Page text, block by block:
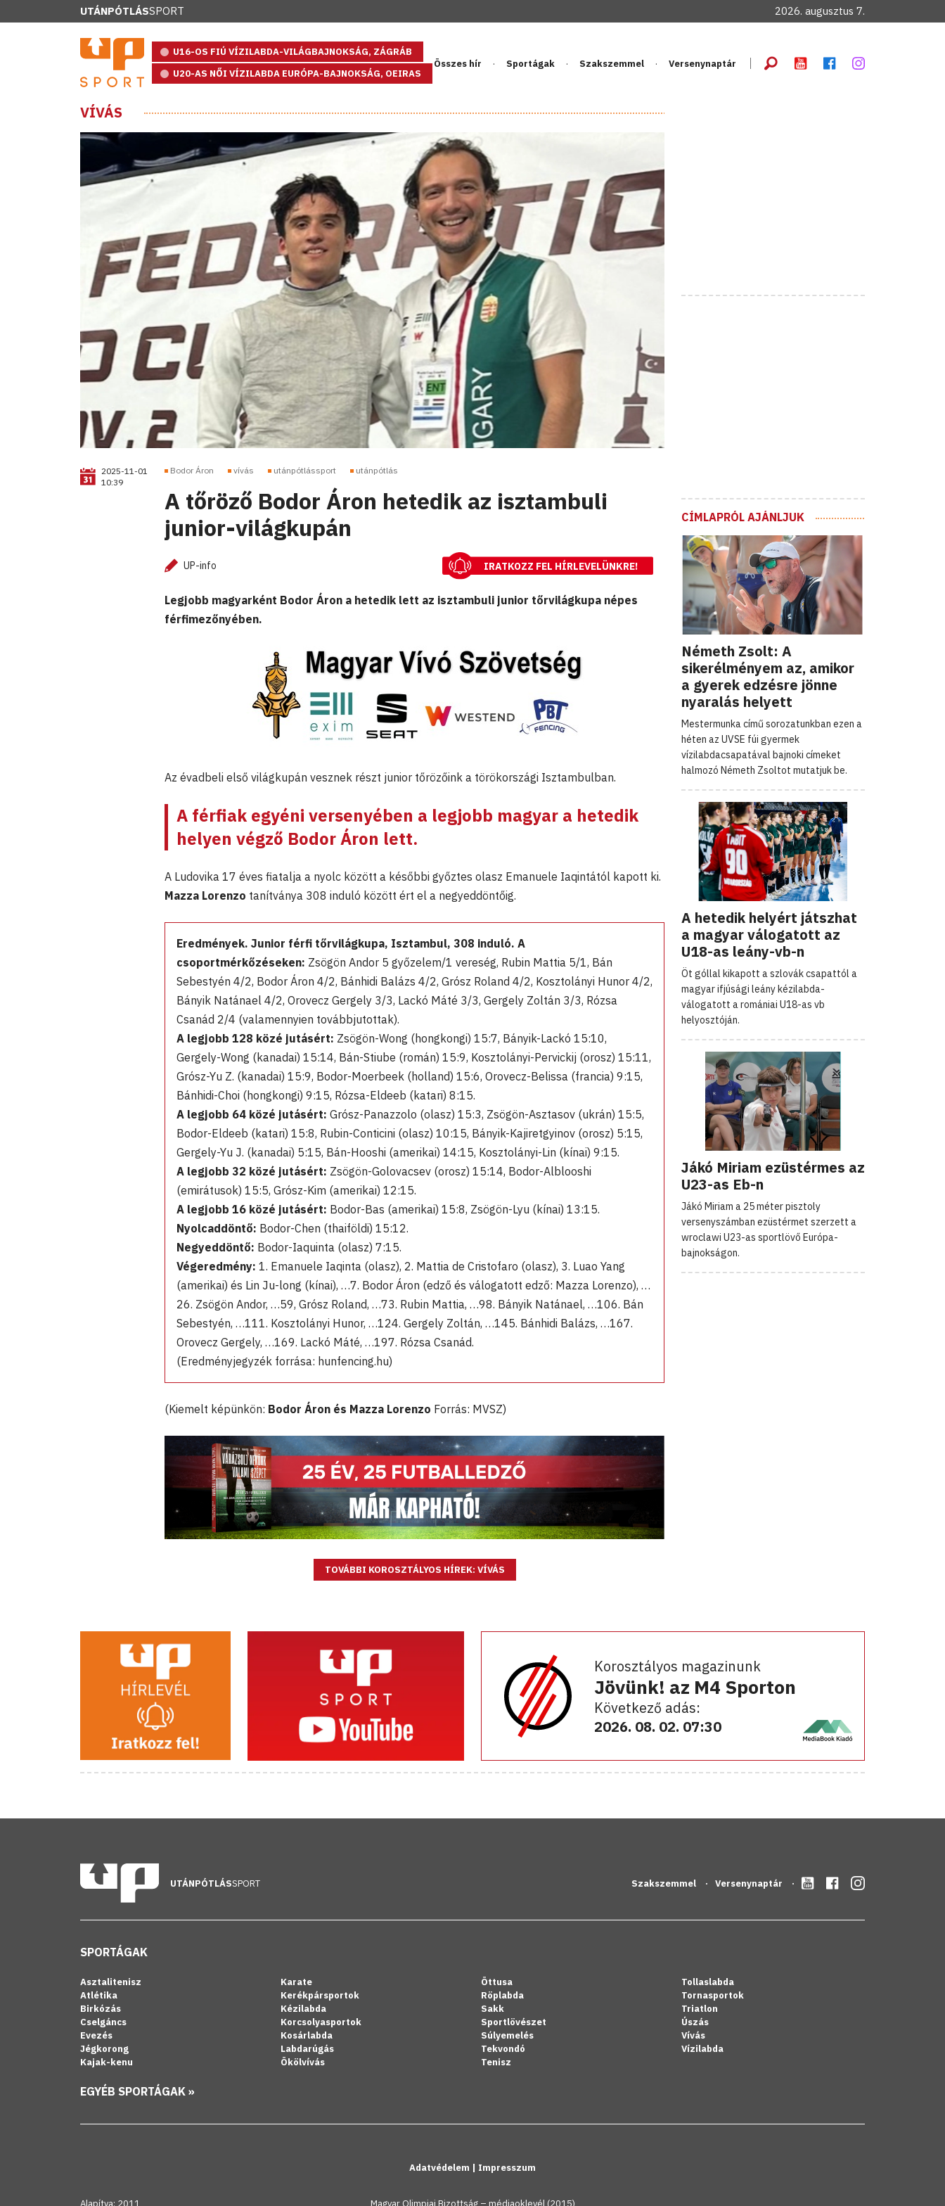
UTÁNPÓTLÁSSPORT 2026. augusztus 7.
U16-OS FIÚ VÍZILABDA-VILÁGBAJNOKSÁG, ZÁGRÁB
U20-AS NŐI VÍZILABDA EURÓPA-BAJNOKSÁG, OEIRAS
Összes hír Sportágak Szakszemmel Versenynaptár
VÍVÁS
2025-11-01
10:39
Bodor Áron vívás utánpótlássport utánpótlás
A tőröző Bodor Áron hetedik az isztambuli
junior-világkupán
UP-info IRATKOZZ FEL HÍRLEVELÜNKRE!
Legjobb magyarként Bodor Áron a hetedik lett az isztambuli junior tőrvilágkupa népes
férfimezőnyében.
Az évadbeli első világkupán vesznek részt junior tőrözőink a törökországi Isztambulban.
A férfiak egyéni versenyében a legjobb magyar a hetedik
helyen végző Bodor Áron lett.
A Ludovika 17 éves fiatalja a nyolc között a későbbi győztes olasz Emanuele Iaqintától kapott ki.
Mazza Lorenzo tanítványa 308 induló között ért el a negyeddöntőig.
Eredmények. Junior férfi tőrvilágkupa, Isztambul, 308 induló. A
csoportmérkőzéseken: Zsögön Andor 5 győzelem/1 vereség, Rubin Mattia 5/1, Bán
Sebestyén 4/2, Bodor Áron 4/2, Bánhidi Balázs 4/2, Grósz Roland 4/2, Kosztolányi Hunor 4/2,
Bányik Natánael 4/2, Orovecz Gergely 3/3, Lackó Máté 3/3, Gergely Zoltán 3/3, Rózsa
Csanád 2/4 (valamennyien továbbjutottak).
A legjobb 128 közé jutásért: Zsögön-Wong (hongkongi) 15:7, Bányik-Lackó 15:10,
Gergely-Wong (kanadai) 15:14, Bán-Stiube (román) 15:9, Kosztolányi-Pervickij (orosz) 15:11,
Grósz-Yu Z. (kanadai) 15:9, Bodor-Moerbeek (holland) 15:6, Orovecz-Belissa (francia) 9:15,
Bánhidi-Choi (hongkongi) 9:15, Rózsa-Eldeeb (katari) 8:15.
A legjobb 64 közé jutásért: Grósz-Panazzolo (olasz) 15:3, Zsögön-Asztasov (ukrán) 15:5,
Bodor-Eldeeb (katari) 15:8, Rubin-Conticini (olasz) 10:15, Bányik-Kajiretgyinov (orosz) 5:15,
Gergely-Yu J. (kanadai) 5:15, Bán-Hooshi (amerikai) 14:15, Kosztolányi-Lin (kínai) 9:15.
A legjobb 32 közé jutásért: Zsögön-Golovacsev (orosz) 15:14, Bodor-Alblooshi
(emirátusok) 15:5, Grósz-Kim (amerikai) 12:15.
A legjobb 16 közé jutásért: Bodor-Bas (amerikai) 15:8, Zsögön-Lyu (kínai) 13:15.
Nyolcaddöntő: Bodor-Chen (thaiföldi) 15:12.
Negyeddöntő: Bodor-Iaquinta (olasz) 7:15.
Végeredmény: 1. Emanuele Iaqinta (olasz), 2. Mattia de Cristofaro (olasz), 3. Luao Yang
(amerikai) és Lin Ju-long (kínai), …7. Bodor Áron (edző és válogatott edző: Mazza Lorenzo), …
26. Zsögön Andor, …59, Grósz Roland, …73. Rubin Mattia, …98. Bányik Natánael, …106. Bán
Sebestyén, …111. Kosztolányi Hunor, …124. Gergely Zoltán, …145. Bánhidi Balázs, …167.
Orovecz Gergely, …169. Lackó Máté, …197. Rózsa Csanád.
(Eredményjegyzék forrása: hunfencing.hu)
(Kiemelt képünkön: Bodor Áron és Mazza Lorenzo Forrás: MVSZ)
TOVÁBBI KOROSZTÁLYOS HÍREK: VÍVÁS
CÍMLAPRÓL AJÁNLJUK
Németh Zsolt: A
sikerélményem az, amikor
a gyerek edzésre jönne
nyaralás helyett
Mestermunka című sorozatunkban ezen a
héten az UVSE fúi gyermek
vízilabdacsapatával bajnoki címeket
halmozó Németh Zsoltot mutatjuk be.
A hetedik helyért játszhat
a magyar válogatott az
U18-as leány-vb-n
Öt góllal kikapott a szlovák csapattól a
magyar ifjúsági leány kézilabda-
válogatott a romániai U18-as vb
helyosztóján.
Jákó Miriam ezüstérmes az
U23-as Eb-n
Jákó Miriam a 25 méter pisztoly
versenyszámban ezüstérmet szerzett a
wroclawi U23-as sportlövő Európa-
bajnokságon.
Korosztályos magazinunk
Jövünk! az M4 Sporton
Következő adás:
2026. 08. 02. 07:30
UTÁNPÓTLÁSSPORT Szakszemmel Versenynaptár
SPORTÁGAK
Asztalitenisz
Atlétika
Birkózás
Cselgáncs
Evezés
Jégkorong
Kajak-kenu
Karate
Kerékpársportok
Kézilabda
Korcsolyasportok
Kosárlabda
Labdarúgás
Ökölvívás
Öttusa
Röplabda
Sakk
Sportlövészet
Súlyemelés
Tekvondó
Tenisz
Tollaslabda
Tornasportok
Triatlon
Úszás
Vívás
Vízilabda
EGYÉB SPORTÁGAK »
Adatvédelem Impresszum